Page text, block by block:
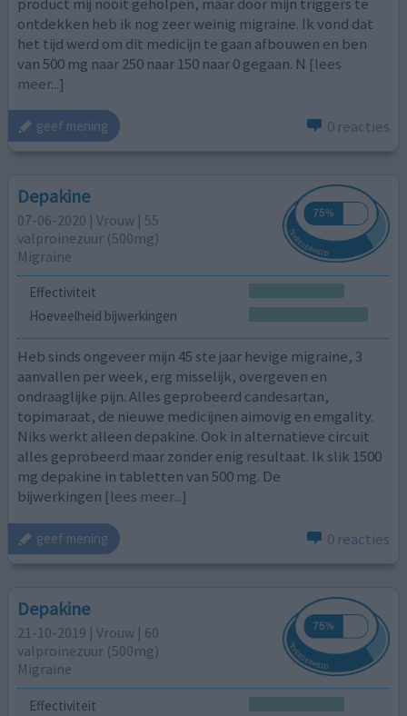
ontdekken heb ik nog zeer weinig migraine. Ik vond dat
het tijd werd om dit medicijn te gaan afbouwen en ben
van 500 mg naar 250 naar 150 naar 0 gegaan. N [lees
meer...]
geef mening 0 reacties
Depakine
07-06-2020 | Vrouw | 55
valproinezuur (500mg)
Migraine
Effectiviteit
Hoeveelheid bijwerkingen
Heb sinds ongeveer mijn 45 ste jaar hevige migraine, 3
aanvallen per week, erg misselijk, overgeven en
ondraaglijke pijn. Alles geprobeerd candesartan,
topimaraat, de nieuwe medicijnen aimovig en emgality.
Niks werkt alleen depakine. Ook in alternatieve circuit
alles geprobeerd maar zonder enig resultaat. Ik slik 1500
mg depakine in tabletten van 500 mg. De
bijwerkingen [lees meer...]
geef mening 0 reacties
Depakine
21-10-2019 | Vrouw | 60
valproinezuur (500mg)
Migraine
Effectiviteit